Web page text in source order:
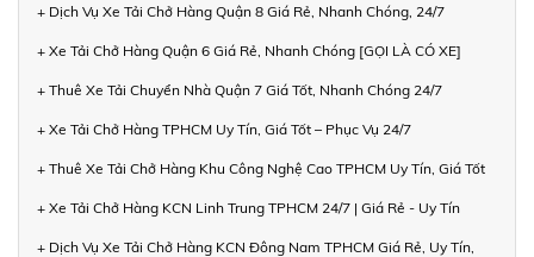
+ Dịch Vụ Xe Tải Chở Hàng Quận 8 Giá Rẻ, Nhanh Chóng, 24/7
+ Xe Tải Chở Hàng Quận 6 Giá Rẻ, Nhanh Chóng [GỌI LÀ CÓ XE]
+ Thuê Xe Tải Chuyển Nhà Quận 7 Giá Tốt, Nhanh Chóng 24/7
+ Xe Tải Chở Hàng TPHCM Uy Tín, Giá Tốt – Phục Vụ 24/7
+ Thuê Xe Tải Chở Hàng Khu Công Nghệ Cao TPHCM Uy Tín, Giá Tốt
+ Xe Tải Chở Hàng KCN Linh Trung TPHCM 24/7 | Giá Rẻ - Uy Tín
+ Dịch Vụ Xe Tải Chở Hàng KCN Đông Nam TPHCM Giá Rẻ, Uy Tín,